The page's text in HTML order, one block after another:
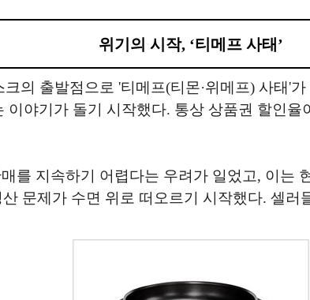
위기의 시작, ‘티메프 사태’
의 출발점으로 '티메프(티몬·위메프) 사태'
야기가 돌기 시작했다. 통상 상품권 할인
를 지속하기 어렵다는 우려가 일었고, 이는
문제가 수면 위로 떠오르기 시작했다. 셀